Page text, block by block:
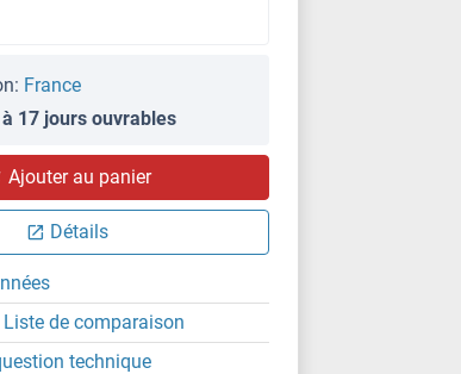
France
17 jours ouvrables
Ajouter au panier
Détails
de comparaison
technique